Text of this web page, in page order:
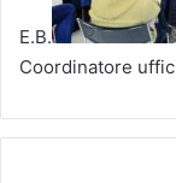
E.B.
Coordinatore